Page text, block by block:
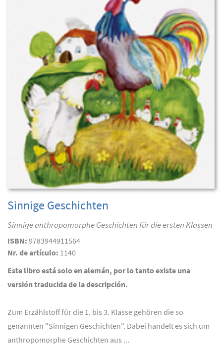
Sinnige Geschichten
Sinnige anthropomorphe Geschichten für die ersten Klassen
ISBN: 9783944911564
Nr. de artículo: 1140
Este libro está solo en alemán, por lo tanto existe una
versión traducida de la descripción.
Zum Erzählstoff für die 1. bis 3. Klasse gehören die so
genannten "Sinnigen Geschichten". Dabei handelt es sich um
anthropomorphe Geschichten aus ...